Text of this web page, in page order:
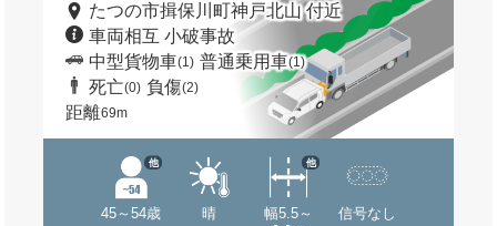
たつの市揖保川町神戸北山 付近
車両相互 小破事故
中型貨物車(1) 普通乗用車(1)
死亡(0) 負傷(2)
距離69m
45～54歳
他
晴
幅5.5～
他
信号なし